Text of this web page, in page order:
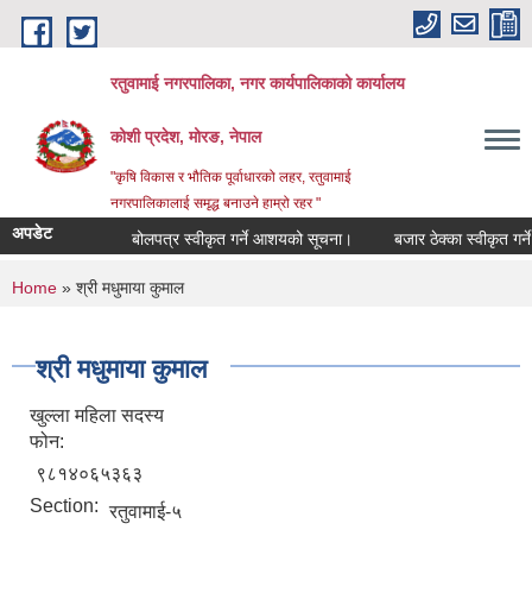
Skip to main content
रतुवामाई नगरपालिका, नगर कार्यपालिकाको कार्यालय
कोशी प्रदेश, मोरङ, नेपाल
"कृषि विकास र भौतिक पूर्वाधारको लहर, रतुवामाई
नगरपालिकालाई समृद्ध बनाउने हाम्रो रहर "
अपडेट बोलपत्र स्वीकृत गर्ने आशयको सूचना। बजार ठेक्का स्वीकृत गर्ने
You are here
Home » श्री मधुमाया कुमाल
श्री मधुमाया कुमाल
खुल्ला महिला सदस्य
फोन:
९८१४०६५३६३
Section: रतुवामाई-५